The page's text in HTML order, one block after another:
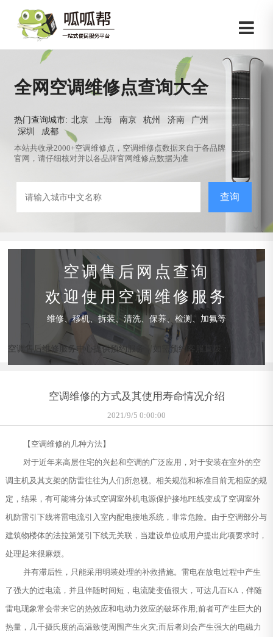
全网空调维修点查询大全
热门查询城市: 北京 上海 南京 杭州 济南
广州
深圳
成都
本站共收录2000+空调维修点，空调维修点数据来自于各品牌
官网，请仔细核对并以各品牌官网维修点数据为准
查询
空调售后网点查询
欢迎使用空调维修服务
维修、移机、拆装、清洗、保养、检测、加氟等
空调售后维修服务中心提供预约服务，如需预约客服直拨：
空调维修的方式及其使用寿命情况介绍
2021/9/5 0:00:00
【空调维修的几种方法】
对于近年来高层住宅的兴起和空调的广泛应用，对于安装在室外的空
调主机及其支架的防雷往往为人们所忽视。相关规范和标准目前无相应的规
定，结果，有可能将分体式空调室外机电源保护接地PE线变成了空调室外
机防雷引下线将雷电流引入室内配电接地系统，非常危险。由于空调部分与
建筑物楼体的法拉第笼引下线无关联，当建设单位或用户提出此项要求时，
处理起来很麻烦。
并有滞后性，只能采用明装处理的补救措施。雷电在放电过程中产生
了强大的过电流，并且伴随时间短，电流陡变值很大，可达几百KA，伴随
雷电现象常会带来它的热效应和电动力效应的破坏作用;前者可产生巨大的
热量，几千摄氏度的高温致使周围产生火灾;而后者则会产生强大的电磁力